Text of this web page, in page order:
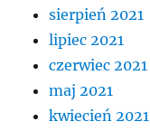
sierpień 2021
lipiec 2021
czerwiec 2021
maj 2021
kwiecień 2021